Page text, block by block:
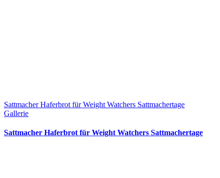
Sattmacher Haferbrot für Weight Watchers Sattmachertage
Gallerie
Sattmacher Haferbrot für Weight Watchers Sattmachertage